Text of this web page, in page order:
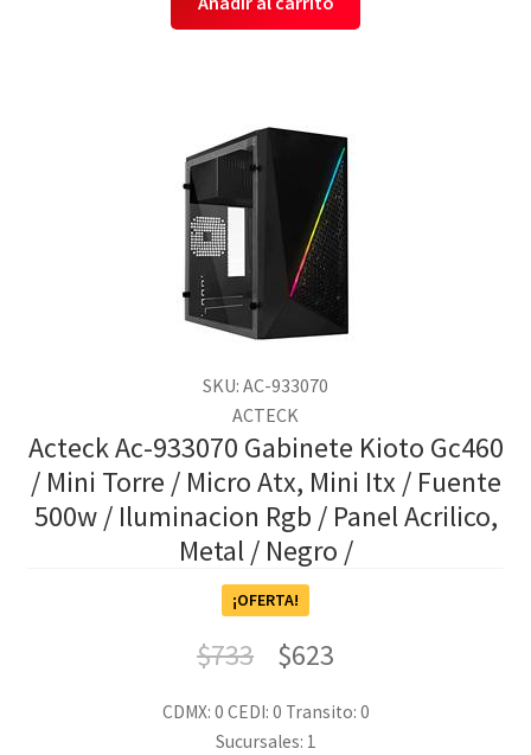
SKU: AC-933070
ACTECK
Acteck Ac-933070 Gabinete Kioto Gc460
/ Mini Torre / Micro Atx, Mini Itx / Fuente
500w / Iluminacion Rgb / Panel Acrilico,
Metal / Negro /
¡OFERTA!
$733 $623
CDMX: 0 CEDI: 0 Transito: 0
Sucursales: 1